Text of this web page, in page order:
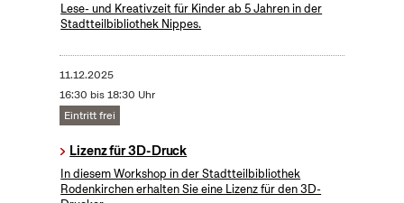
Lese- und Kreativzeit für Kinder ab 5 Jahren in der
Stadtteilbibliothek Nippes.
11.12.2025
16:30 bis 18:30 Uhr
Eintritt frei
Lizenz für 3D-Druck
In diesem Workshop in der Stadtteilbibliothek
Rodenkirchen erhalten Sie eine Lizenz für den 3D-